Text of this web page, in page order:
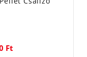
Ft